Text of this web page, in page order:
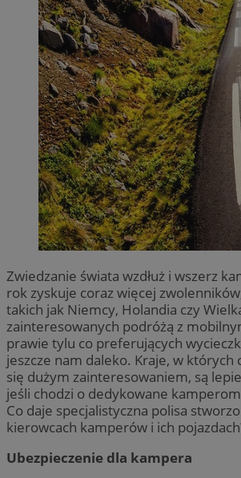
Zwiedzanie świata wzdłuż i wszerz
rok zyskuje coraz więcej
takich jak Niemcy, Holandia czy
zainteresowanych podróżą z
prawie tylu co preferujących
jeszcze nam daleko. Kraje, w których
się dużym zainteresowaniem, są
jeśli chodzi o dedykowane
Co daje specjalistyczna polisa
kierowcach kamperów i ich
Ubezpieczenie dla kampera